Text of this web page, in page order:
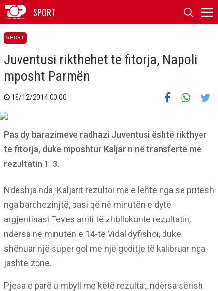
SPORT
SPORT
Juventusi rikthehet te fitorja, Napoli
mposht Parmën
18/12/2014 00:00
Pas dy barazimeve radhazi Juventusi është rikthyer
te fitorja, duke mposhtur Kaljarin në transfertë me
rezultatin 1-3.
Ndeshja ndaj Kaljarit rezultoi më e lehtë nga se pritesh
nga bardhezinjtë, pasi që në minutën e dytë
argjentinasi Teves arriti të zhbllokonte rezultatin,
ndërsa në minutën e 14-të Vidal dyfishoi, duke
shënuar një super gol me një goditje të kalibruar nga
jashtë zone.
Pjesa e parë u mbyll me këtë rezultat, ndërsa sërish